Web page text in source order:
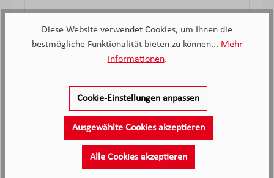
Regulärer Preis:
Verkaufspreis:
26,99 €
Hersteller Informationen
Diese Website verwendet Cookies, um Ihnen die
bestmögliche Funktionalität bieten zu können... Mehr
Informationen.
Cookie-Einstellungen anpassen
Ausgewählte Cookies akzeptieren
Alle Cookies akzeptieren